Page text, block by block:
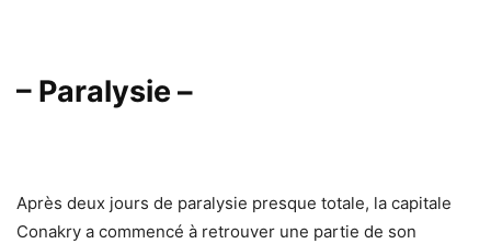
– Paralysie –
Après deux jours de paralysie presque totale, la capitale
Conakry a commencé à retrouver une partie de son